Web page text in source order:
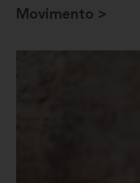
Movimento >